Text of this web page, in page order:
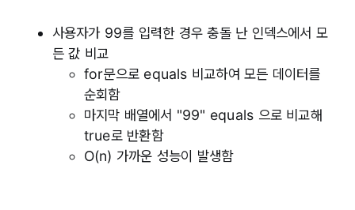
사용자가 99를 입력한 경우 충돌 난 인덱스에서 모
든 값 비교
for문으로 equals 비교하여 모든 데이터를
순회함
마지막 배열에서 "99" equals 으로 비교해
true로 반환함
O(n) 가까운 성능이 발생함